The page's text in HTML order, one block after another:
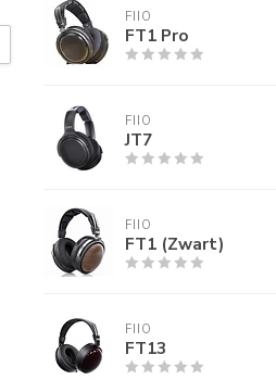
FIIO
FT1 Pro
FIIO
JT7
FIIO
FT1 (Zwart)
FIIO
FT13